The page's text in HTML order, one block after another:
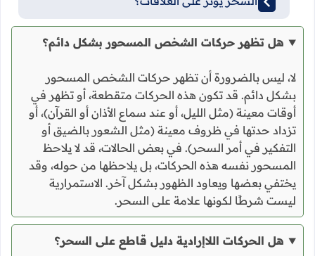
هل تظهر حركات الشخص المسحور بشكل دائم؟
لا، ليس بالضرورة أن تظهر حركات الشخص المسحور
بشكل دائم. قد تكون هذه الحركات متقطعة، أو تظهر في
أوقات معينة (مثل الليل، أو عند سماع الأذان أو القرآن)، أو
تزداد حدتها في ظروف معينة (مثل الشعور بالضيق أو
التفكير في أمر السحر). في بعض الحالات، قد لا يلاحظ
المسحور نفسه هذه الحركات، بل يلاحظها من حوله، وقد
يختفي بعضها ويعاود الظهور بشكل آخر. الاستمرارية
ليست شرطًا لكونها علامة على السحر.
هل الحركات اللاإرادية دليل قاطع على السحر؟